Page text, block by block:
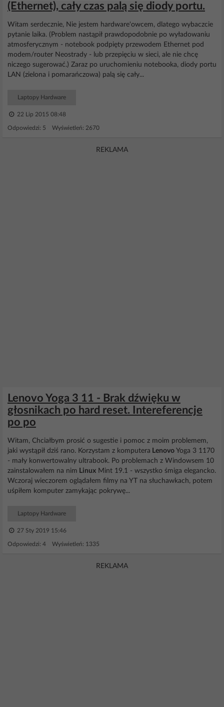
(Ethernet), cały czas palą się diody portu.
Witam serdecznie, Nie jestem hardware'owcem, dlatego wybaczcie
pytanie laika. (Problem nastąpił prawdopodobnie po wyładowaniu
atmosferycznym - notebook podpięty przewodem Ethernet pod
modem/router Neostrady - lub przepięciu w sieci, ale nie chcę
niczego sugerować.) Zaraz po uruchomieniu notebooka, diody portu
LAN (zielona i pomarańczowa) palą się cały...
Laptopy Hardware
22 Lip 2015 08:48
Odpowiedzi: 5 Wyświetleń: 2670
REKLAMA
Lenovo Yoga 3 11 - Brak dźwięku w
głosnikach po hard reset. Intereferencje
po po
Witam, Chciałbym prosić o sugestie i pomoc z moim problemem,
jaki wystąpił dziś rano. Korzystam z komputera Lenovo Yoga 3 1170
- mały konwertowalny ultrabook. Po problemach z Windowsem 10
zainstalowałem na nim Linux Mint 19.1 - wszystko śmiga elegancko.
Wczoraj wieczorem oglądałem filmy na YT na słuchawkach, potem
uśpiłem komputer zamykając pokrywę...
Laptopy Hardware
27 Sty 2019 15:46
Odpowiedzi: 4 Wyświetleń: 1335
REKLAMA